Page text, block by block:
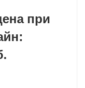
при